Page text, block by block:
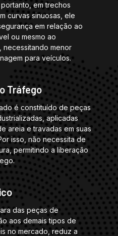
em trechos
curvas sinuosas, ele
em relação ao
ou mesmo ao
necessitando menor
para veículos.
Tráfego
é constituído de peças
aplicadas
areia e travadas em suas
isso, não necessita de
permitindo a liberação
das peças de
aos demais tipos de
no mercado, reduz a